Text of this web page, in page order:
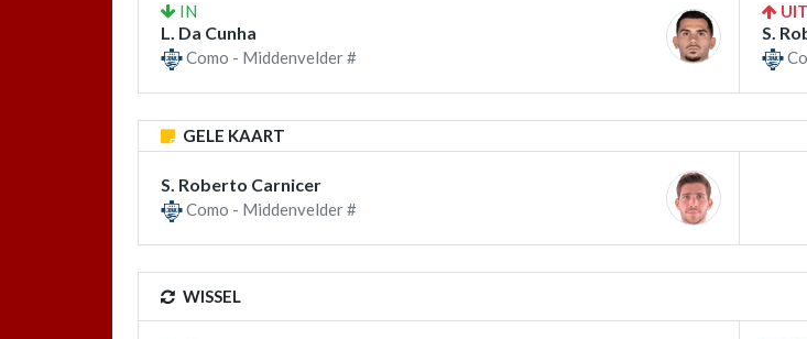
IN
L. Da Cunha
Como - Middenvelder #
UIT
S.
GELE KAART
S. Roberto Carnicer
Como - Middenvelder #
WISSEL